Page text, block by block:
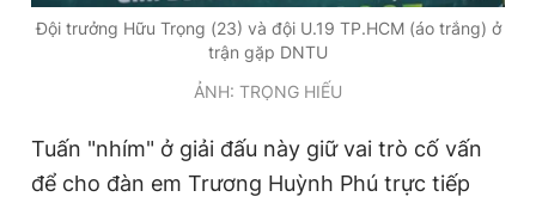
Đội trưởng Hữu Trọng (23) và đội U.19 TP.HCM (áo trắng) ở
trận gặp DNTU
ẢNH: TRỌNG HIẾU
Tuấn "nhím" ở giải đấu này giữ vai trò cố vấn
để cho đàn em Trương Huỳnh Phú trực tiếp